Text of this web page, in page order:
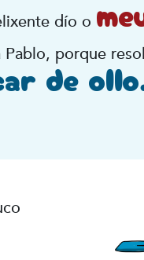
dío o
Pablo, porque
de